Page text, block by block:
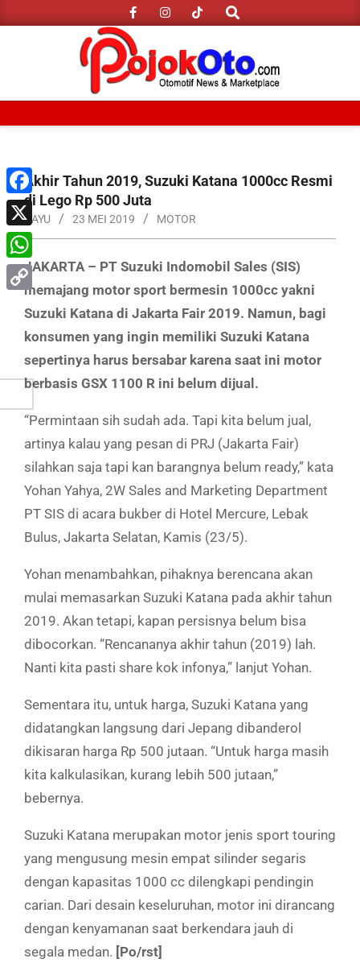
to
Search
MenuAkhir Tahun 2019, Suzuki Katana 1000cc Resmi
di Lego Rp 500 Juta
BAYU 23 MEI 2019 MOTOR
JAKARTA – PT Suzuki Indomobil Sales (SIS)
memajang motor sport bermesin 1000cc yakni
Suzuki Katana di Jakarta Fair 2019. Namun, bagi
konsumen yang ingin memiliki Suzuki Katana
sepertinya harus bersabar karena saat ini motor
berbasis GSX 1100 R ini belum dijual.
“Permintaan sih sudah ada. Tapi kita belum jual,
artinya kalau yang pesan di PRJ (Jakarta Fair)
silahkan saja tapi kan barangnya belum ready,” kata
Yohan Yahya, 2W Sales and Marketing Department
PT SIS di acara bukber di Hotel Mercure, Lebak
Bulus, Jakarta Selatan, Kamis (23/5).
Yohan menambahkan, pihaknya berencana akan
mulai memasarkan Suzuki Katana pada akhir tahun
2019. Akan tetapi, kapan persisnya belum bisa
dibocorkan. “Rencananya akhir tahun (2019) lah.
Nanti kita pasti share kok infonya,” lanjut Yohan.
Sementara itu, untuk harga, Suzuki Katana yang
didatangkan langsung dari Jepang dibanderol
dikisaran harga Rp 500 jutaan. “Untuk harga masih
kita kalkulasikan, kurang lebih 500 jutaan,”
bebernya.
Suzuki Katana merupakan motor jenis sport touring
yang mengusung mesin empat silinder segaris
dengan kapasitas 1000 cc dilengkapi pendingin
carian. Dari desain keseluruhan, motor ini dirancang
dengan kenyamanan saat berkendara jauh di
segala medan. [Po/rst]
Facebook
X
WhatsApp
Link